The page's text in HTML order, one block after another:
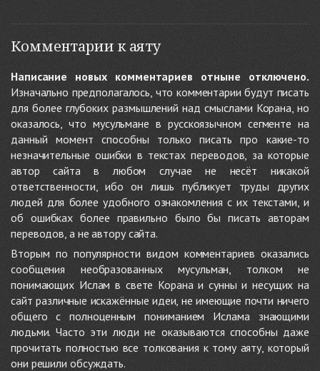
Комментарии к аяту
Написание новых комментариев отныне отключено.
Изначально предполагалось, что комментарии будут писать
для более глубоких размышлений над смыслами Корана, но
оказалось, что мусульмане в русскоязычном сегменте на
данный момент способны только писать про какие-то
незначительные ошибки в текстах переводов, за которые
автор сайта в любом случае не несёт никакой
ответственности, ибо он лишь публикует труды других
людей для более удобного ознакомления с их текстами, и
об ошибках более правильно было бы писать авторам
переводов, а не автору сайта.
Вторым по популярности видом комментариев оказались
сообщения необразованных мусульман, толком не
понимающих Ислам в свете Корана и сунны и несущих на
сайт различные искажённые идеи, не имеющие почти ничего
общего с полноценным пониманием Ислама знающими
людьми. Часто эти люди не оказываются способны даже
прочитать полностью все толкования к тому аяту, который
они решили обсуждать.